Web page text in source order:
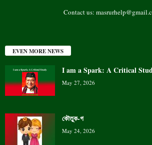
Contact us:
EVEN MORE NEWS
I am a Spark: A Critical
May 27, 2026
কৌতুক-গ
May 24, 2026